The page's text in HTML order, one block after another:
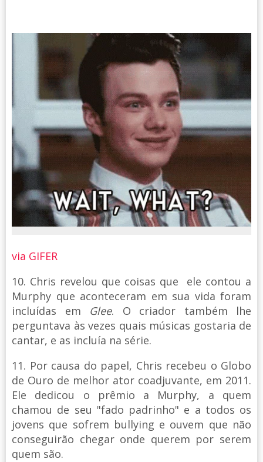
via GIFER
10. Chris revelou que coisas que ele contou a
Murphy que aconteceram em sua vida foram
incluídas em Glee. O criador também lhe
perguntava às vezes quais músicas gostaria de
cantar, e as incluía na série.
11. Por causa do papel, Chris recebeu o Globo
de Ouro de melhor ator coadjuvante, em 2011.
Ele dedicou o prêmio a Murphy, a quem
chamou de seu "fado padrinho" e a todos os
jovens que sofrem bullying e ouvem que não
conseguirão chegar onde querem por serem
quem são.